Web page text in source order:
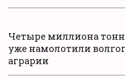
Четыре миллиона тонн
уже намолотили
аграрии